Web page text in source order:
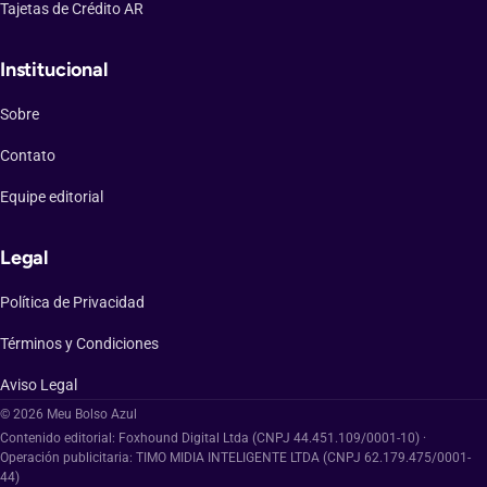
Tajetas de Crédito AR
Institucional
Sobre
Contato
Equipe editorial
Legal
Política de Privacidad
Términos y Condiciones
Aviso Legal
© 2026 Meu Bolso Azul
Contenido editorial: Foxhound Digital Ltda (CNPJ 44.451.109/0001-10) ·
Operación publicitaria: TIMO MIDIA INTELIGENTE LTDA (CNPJ 62.179.475/0001-
44)